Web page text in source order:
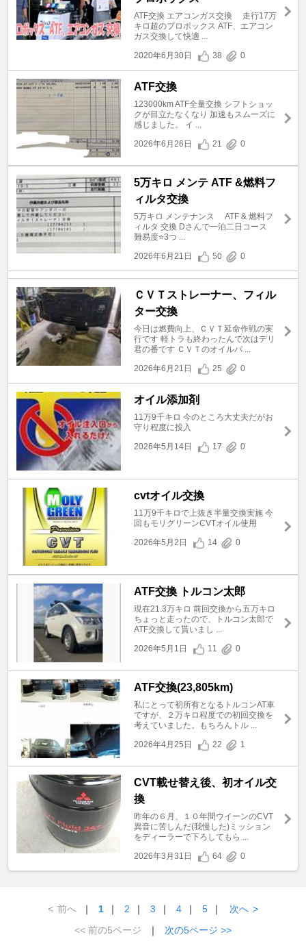
ATF交換 エアコンガス交換 走行17万
キロ超のプロボックス ATF、エアコン
ガス交換して快適 ...
2020年6月30日
38 0
ATF交換
123000km ATF全量交換 シフトショッ
クが目立たなくなり 加速もスムーズに
感じました。 イ ...
2026年6月26日
21 0
5万キロ メンテ ATF &燃料フ
ィルタ交換
5万キロ メンテナンス ATF & 燃料フ
ィルタ 交換 Dさんで一泊二日コース
難易度⭐️3つ ...
2026年6月21日
50 0
ＣＶＴストレーナー、フィル
ター交換
今日は燃費向上、ＣＶＴ延命作戦の実
行です 軽トラも終わったんで次はデリ
君の番です ＣＶＴのオイルパ ...
2026年6月21日
25 0
オイル添加剤
11万9千キロ 今のところ大丈夫だがお
守り程度に投入
2026年5月14日
17 0
cvtオイル交換
11万9千キロで上抜き半量交換実施 今
回もモリグリーンCVTオイル使用
2026年5月2日
14 0
ATF交換 トルコン太郎
現在21.3万キロ 前回交換から五万キロ
ちょっと走ったので、トルコン太郎で
ATF交換して貰いまし ...
2026年5月1日
11 0
ATF交換(23,805km)
私にとって初所有となるトルコンAT車
ですが、２万キロ程度での初回交換を
考えていました。もちろんトル ...
2026年4月25日
22 1
CVT載せ替え後、初オイル交
換
昨年の６月、１０年間ウイーンのCVT
異音に苦しんだ(我慢した)ミッション
をディーラーで下ろしてもら ...
2026年3月31日
64 0
< 前へ ｜ 1 ｜ 2 ｜ 3 ｜ 4 ｜ 5 ｜ 次へ >
<< 前の5ページ
｜ 次の5ページ >>